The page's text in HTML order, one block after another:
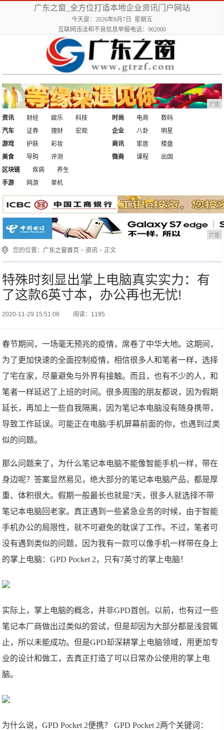
广东之窗_全方位打造本地企业资讯门户网站
今天是：2026年8月7日 星期五
互联网违法和不良信息举报电话：962000
广告
资讯 财经 娱乐
科技
汽车
证券 理财 宏观
时尚 电商
数码
企业
八卦
明星
游戏
护肤
彩妆
美食
导购 评测
商讯 家居
楼盘
微商
课程
出国
区块链
疾病
养生
手游
网游 单机
广告
您的位置： 广东之窗首页 >资讯 > 正文
特殊时刻显出掌上电脑真实实力：有
了这款6英寸本，办公再也无忧!
2020-11-29 15:51:08 阅读：1195
春节期间，一场毫无预兆的疫情，席卷了中华大地。这期间，
为了更加快速的全面控制疫情，相信很多人和笔者一样，选择
了宅在家，尽量避免与外界有接触。而且，也有不少的人，和
笔者一样延迟了上班的时间。很多周围的朋友都说，因为假期
延长，再加上一些自我隔离，因为笔记本电脑没有随身携带，
导致工作延误。可能正在电脑/手机屏幕前面的你，也遇到过类
似的问题。
那么问题来了，为什么笔记本电脑不能像智能手机一样，带在
身边呢？答案显然易见，绝大部分的笔记本电脑产品，都是厚
重、体积很大。假期一般最长也就是7天，很多人就选择不带
笔记本电脑回老家。真正遇到一些紧急业务的时候，由于智能
手机办公的局限性，就不可避免的耽误了工作。不过，笔者可
没有遇到类似的问题，因为我有一款可以像手机一样带在身上
的掌上电脑：GPD Pocket 2，只有7英寸的掌上电脑！
实际上，掌上电脑的概念，并非GPD首创。以前，也有过一些
笔记本厂商做出过类似的尝试，但是却因为大部分都是浅尝辄
止，所以未能成功。但是GPD却深耕掌上电脑领域，用更加专
业的设计和做工，去真正打造了可以日常办公使用的掌上电
脑。
为什么说，GPD Pocket 2便携？ GPD Pocket 2两个关键词：